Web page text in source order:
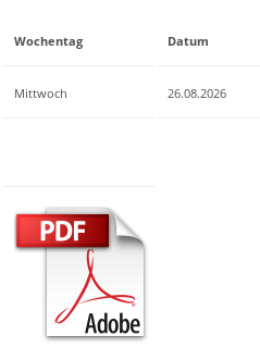
Wochentag Datum
Mittwoch 26.08.2026